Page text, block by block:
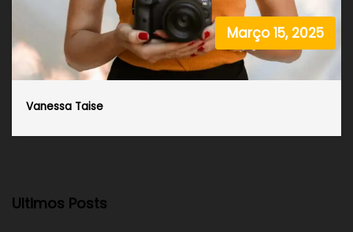
Março 15, 2025
Vanessa Taise
Ultimos Posts